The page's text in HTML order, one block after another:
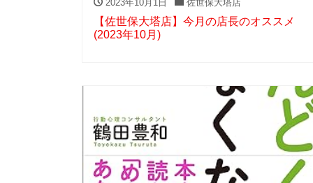
2023年10月1日 佐世保大塔店
【佐世保大塔店】今月の店長のオススメ
(2023年10月)